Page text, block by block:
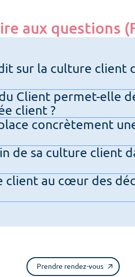
aux questions
sur la culture client
Client permet-elle
client ?
concrètement
de sa culture client
au cœur des
Prendre rendez-vous